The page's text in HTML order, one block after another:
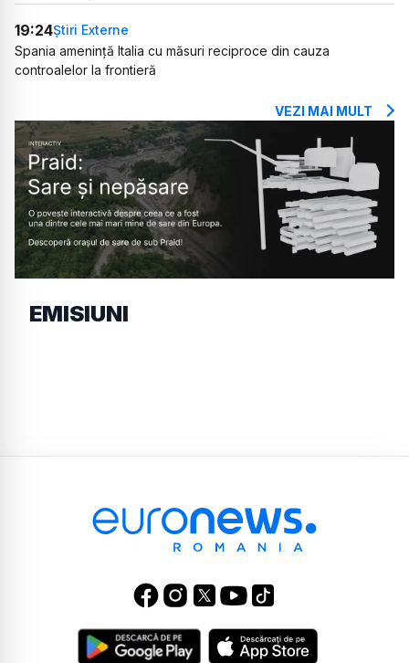
19:24Știri Externe
Spania amenință Italia cu măsuri reciproce din cauza
controalelor la frontieră
VEZI MAI MULT
EMISIUNI